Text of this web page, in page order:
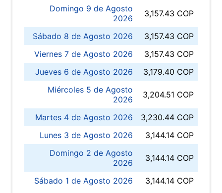
Domingo 9 de Agosto
2026
3,157.43 COP
Sábado 8 de Agosto 2026
3,157.43 COP
Viernes 7 de Agosto 2026
3,157.43 COP
Jueves 6 de Agosto 2026
3,179.40 COP
Miércoles 5 de Agosto
2026
3,204.51 COP
Martes 4 de Agosto 2026
3,230.44 COP
Lunes 3 de Agosto 2026
3,144.14 COP
Domingo 2 de Agosto
2026
3,144.14 COP
Sábado 1 de Agosto 2026 3,144.14 COP